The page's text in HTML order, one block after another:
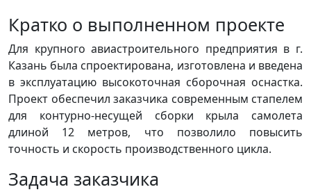
Кратко о выполненном проекте
Для крупного авиастроительного предприятия в г.
Казань была спроектирована, изготовлена и введена
в эксплуатацию высокоточная сборочная оснастка.
Проект обеспечил заказчика современным стапелем
для контурно-несущей сборки крыла самолета
длиной 12 метров, что позволило повысить
точность и скорость производственного цикла.
Задача заказчика